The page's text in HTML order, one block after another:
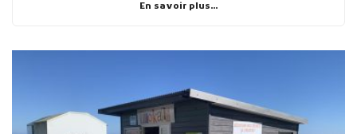
En savoir plus...